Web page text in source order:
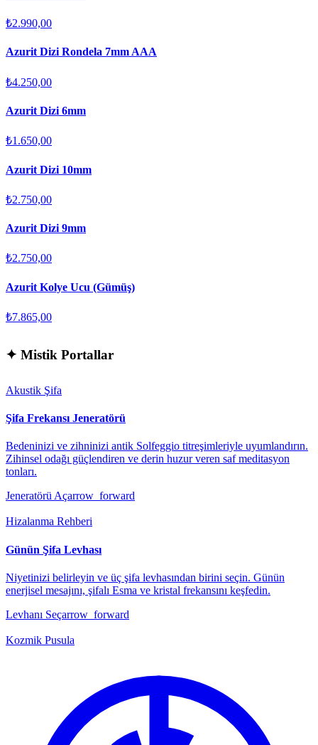
₺2.990,00
Azurit Dizi Rondela 7mm AAA
₺4.250,00
Azurit Dizi 6mm
₺1.650,00
Azurit Dizi 10mm
₺2.750,00
Azurit Dizi 9mm
₺2.750,00
Azurit Kolye Ucu (Gümüş)
₺7.865,00
✦ Mistik Portallar
Akustik Şifa
Şifa Frekansı Jeneratörü
Bedeninizi ve zihninizi antik Solfeggio titreşimleriyle uyumlandırın.
Zihinsel odağı güçlendiren ve derin huzur veren saf meditasyon
tonları.
Jeneratörü Açarrow_forward
Hizalanma Rehberi
Günün Şifa Levhası
Niyetinizi belirleyin ve üç şifa levhasından birini seçin. Günün
enerjisel mesajını, şifalı Esma ve kristal frekansını keşfedin.
Levhanı Seçarrow_forward
Kozmik Pusula